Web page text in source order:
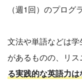
（週1回）のプログ
文法や単語などは
があるものの、リ
る実践的な英語力